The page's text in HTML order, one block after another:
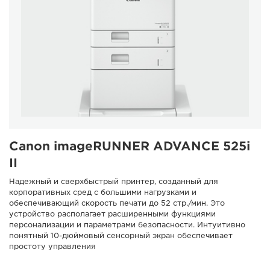
Canon imageRUNNER ADVANCE 525i
II
Надежный и сверхбыстрый принтер, созданный для
корпоративных сред с большими нагрузками и
обеспечивающий скорость печати до 52 стр./мин. Это
устройство располагает расширенными функциями
персонализации и параметрами безопасности. Интуитивно
понятный 10-дюймовый сенсорный экран обеспечивает
простоту управления